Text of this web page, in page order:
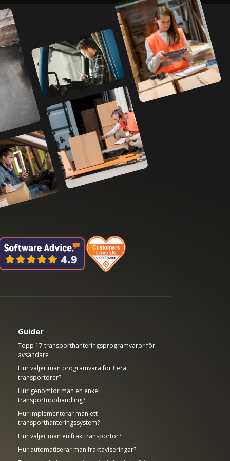
Guider
Topp 17 transporthanteringsprogramvaror för
avsändare
Hur väljer man programvara för flera
transportörer?
Hur genomför man en enkel
transportupphandling?
Hur implementerar man ett
transporthanteringssystem?
Hur väljer man en frakttransportör?
Hur automatiserar man fraktaviseringar?